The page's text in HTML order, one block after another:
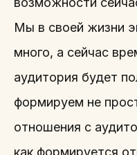
Мы в своей жизни
много, а сейчас
аудитория будет
формируем не
отношения с
как формируется